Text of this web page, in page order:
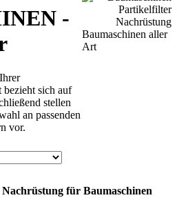
-
bezieht sich auf
stellen
an passenden
vor.
Baumaschinen aller
Art
für Baumaschinen